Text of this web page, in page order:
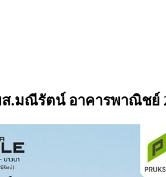
.มณีรัตน์ อาคารพาณิชย์